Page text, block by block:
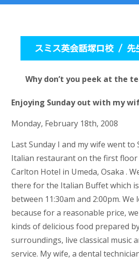
スミス英会話塚口校 / 先
Why don’t you peek at the
Enjoying Sunday out with my
Monday, February 18th, 2008
Last Sunday I and my wife went to
Italian restaurant on the first floor
Carlton Hotel in Umeda, Osaka .
there for the Italian Buffet which
between 11:30am and 2:00pm.
because for a reasonable price,
kinds of delicious food prepared
surroundings, live classical music
service. My wife, a dental